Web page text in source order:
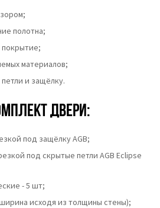
полотна;
материалов;
и защёлку.
двери:
под защёлку AGB;
под скрытые петли AGB Eclipse
- 5 шт;
исходя из толщины стены);